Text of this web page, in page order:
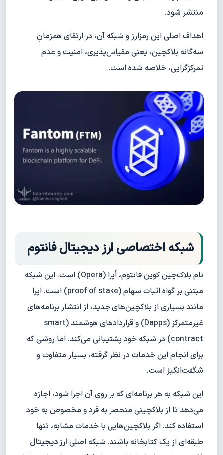
منتشر شود.
اهداف اصلی این رمزارز و شبکه آن، در ارتقای همزمانِ
سه‌گانه بلاکچین، یعنی مقیاس‌پذیری، امنیت و عدم
تمرکزگرایی، خلاصه شده است.
شبکه اختصاصی ارز دیجیتال فانتوم
نام بلاک‌چین کوین فانتوم، اُپرا (Opera) است. این شبکه
مبتنی بر گواه اثبات سهام (proof of stake) است. اپرا
مانند بسیاری از بلاکچین‌های جدید، از انتشار برنامه‌های
غیرمتمرکز (Dapps) و قراردادهای هوشمند (smart
contract) در شبکه خود پشتیبانی می‌کند. اما روشی که
برای انجام این خدمات در نظر گرفته، بسیار متفاوت و
شگفت‌انگیز است.
این شبکه به هر برنامه‌ای که بر روی آن اجرا شود، اجازه
می‌دهد تا از بلاکچینی منحصر به فرد و مخصوص به خود
استفاده کند. اگر بلاکچین‌هایی با خدمات مشابه، تنها
طبقه‌ای از یک کتابخانه باشند. شبکه اصلی ارز دیجیتال